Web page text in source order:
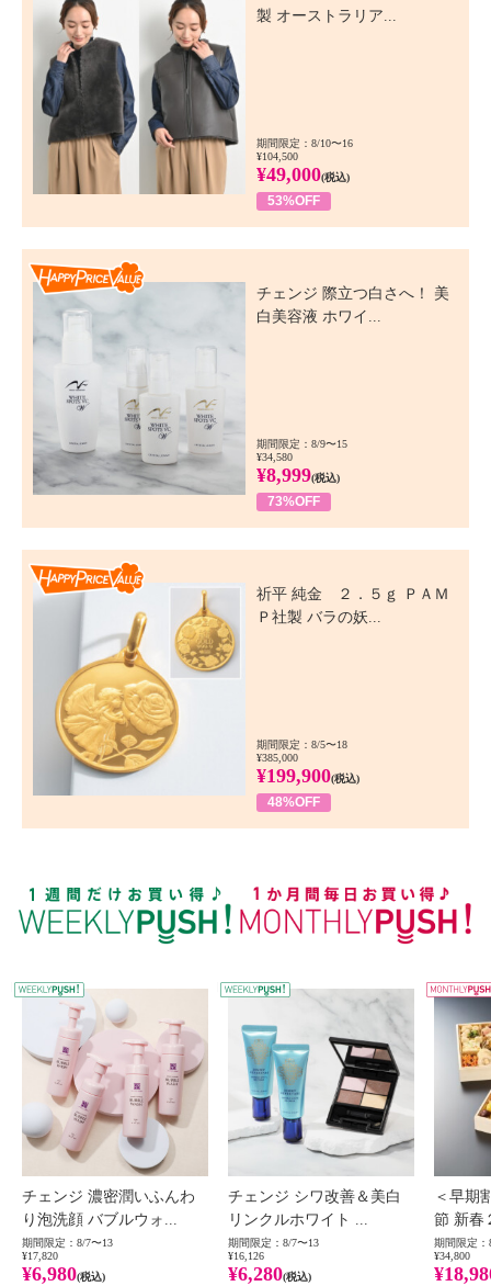
製 オーストラリア...
期間限定：8/10〜16
¥104,500
¥49,000(税込)
53%OFF
チェンジ 際立つ白さへ！ 美
白美容液 ホワイ...
期間限定：8/9〜15
¥34,580
¥8,999(税込)
73%OFF
祈平 純金 ２．５ｇ ＰＡＭ
Ｐ社製 バラの妖...
期間限定：8/5〜18
¥385,000
¥199,900(税込)
48%OFF
WEEKLY PUSH
チェンジ 濃密潤いふんわ
り泡洗顔 バブルウォ...
期間限定：8/7〜13
¥17,820
¥6,980(税込)
チェンジ シワ改善＆美白
リンクルホワイト ...
期間限定：8/7〜13
¥16,126
¥6,280(税込)
＜早期
節 新春
期間限定：
¥34,800